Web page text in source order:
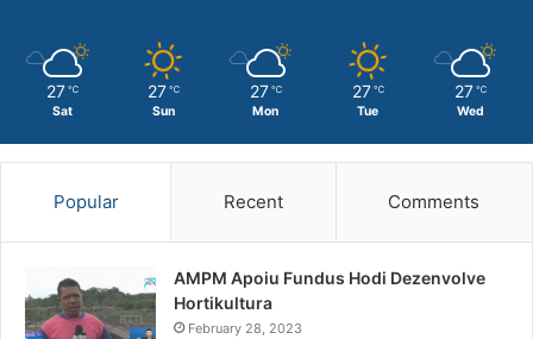
27 ℃
Sat
27 ℃
Sun
27 ℃
Mon
27 ℃
Tue
27 ℃
Wed
Popular Recent Comments
AMPM Apoiu Fundus Hodi Dezenvolve
Hortikultura
February 28, 2023